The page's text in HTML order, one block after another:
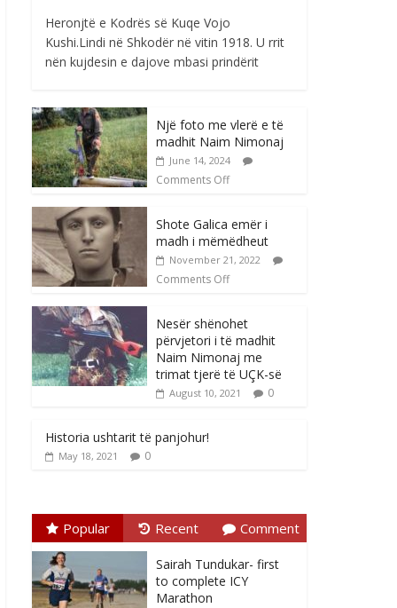
Heronjtë e Kodrës së Kuqe Vojo
Kushi.Lindi në Shkodër në vitin 1918. U rrit
nën kujdesin e dajove mbasi prindërit
Një foto me vlerë e të
madhit Naim Nimonaj
June 14, 2024
Comments Off
Shote Galica emër i
madh i mëmëdheut
November 21, 2022
Comments Off
Nesër shënohet
përvjetori i të madhit
Naim Nimonaj me
trimat tjerë të UÇK-së
August 10, 2021 0
Historia ushtarit të panjohur!
May 18, 2021 0
Popular Recent Comment
Sairah Tundukar- first
to complete ICY
Marathon